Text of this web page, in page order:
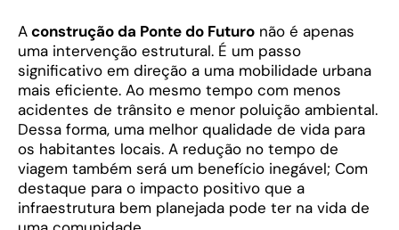
Aconstrução da Ponte do Futuro não é apenas
uma intervenção estrutural. É um passo
significativo em direção a uma mobilidade urbana
mais eficiente. Ao mesmo tempo com menos
acidentes de trânsito e menor poluição ambiental.
Dessa forma, uma melhor qualidade de vida para
os habitantes locais. A redução no tempo de
viagem também será um benefício inegável; Com
destaque para o impacto positivo que a
infraestrutura bem planejada pode ter na vida de